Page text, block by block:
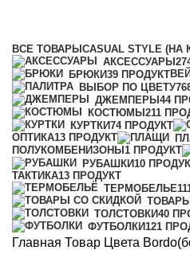
ВСЕ ТОВАРЫ CASUAL STYLE
АКСЕССУАРЫ
БРЮКИ39 ПРОДУКТ
ВЫБОР ПО ЦВЕТУ
ДЖЕМПЕРЫ44
КОСТЮМЫ211
КУРТКИ74 ПРОДУКТ
ОПТИКА13 ПРОДУКТ
ПОЛУКОМБЕНИЗОНЫ 1 ПРОДУКТ
РУБАШКИ10
ТАКТИКА13 ПРОДУКТ
ТЕРМОБЕЛЬЕ
ТОЛСТОВКИ40
ФУТБОЛКИ121
Главная Товар Цвета